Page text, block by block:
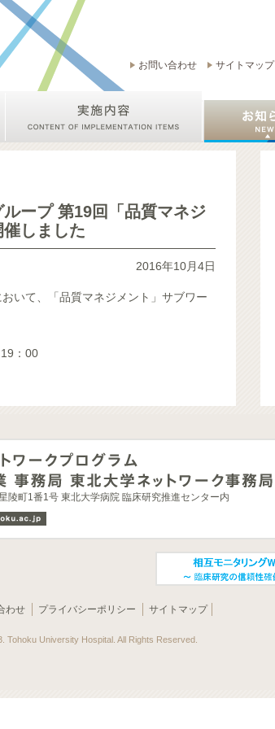
お問い合わせ サイトマップ
ープ 第19回「品質マネジ
しました
2016年10月4日
いて、「品質マネジメント」サブワー
：00
陵町1番1号 東北大学病院 臨床研究推進センター内
わせ プライバシーポリシー サイトマップ
Tohoku University Hospital. All Rights Reserved.